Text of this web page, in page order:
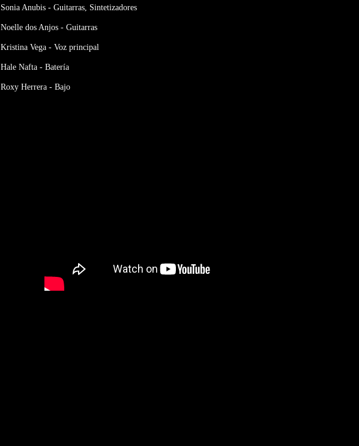
Sonia Anubis - Guitarras, Sintetizadores
Noelle dos Anjos - Guitarras
Kristina Vega - Voz principal
Hale Nafta - Batería
Roxy Herrera - Bajo